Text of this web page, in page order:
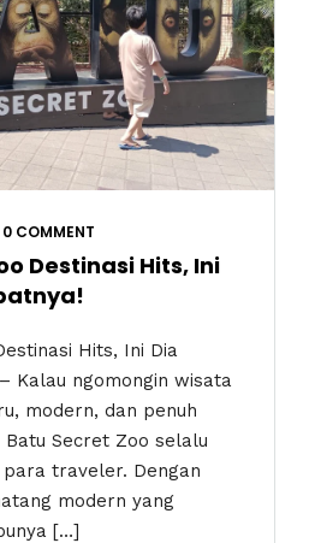
0 COMMENT
Destinasi Hits, Ini
Hits, Ini Dia
Kalau ngomongin wisata
modern, dan penuh
Secret Zoo selalu
traveler. Dengan
modern yang
[…]